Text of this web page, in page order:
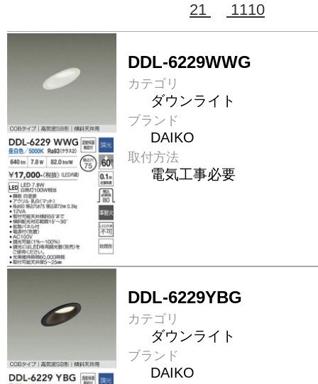
21
1110
DDL-6229WWG
カテゴリ
ダウンライト
ブランド
DAIKO
取付方法
電気工事必要
DDL-6229YBG
カテゴリ
ダウンライト
ブランド
DAIKO